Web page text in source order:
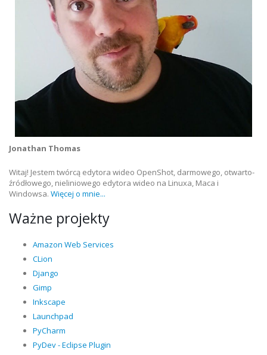
Jonathan Thomas
Witaj! Jestem twórcą edytora wideo OpenShot, darmowego, otwarto-
źródłowego, nieliniowego edytora wideo na Linuxa, Maca i
Windowsa. Więcej o mnie...
Ważne projekty
Amazon Web Services
CLion
Django
Gimp
Inkscape
Launchpad
PyCharm
PyDev - Eclipse Plugin